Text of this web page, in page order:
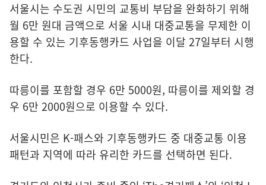
서울시는 수도권 시민의 교통비 부담을 완화하기 위해
월 6만 원대 금액으로 서울 시내 대중교통을 무제한 이
용할 수 있는 기후동행카드 사업을 이달 27일부터 시행
한다.
따릉이를 포함할 경우 6만 5000원, 따릉이를 제외할 경
우 6만 2000원으로 이용할 수 있다.
서울시민은 K-패스와 기후동행카드 중 대중교통 이용
패턴과 지역에 따라 유리한 카드를 선택하면 된다.